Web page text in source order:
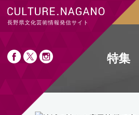
長野県文化芸術情報発信サイト
特集